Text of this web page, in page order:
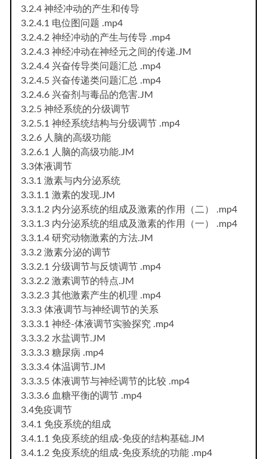
3.2.4 神经冲动的产生和传导
3.2.4.1 电位图问题 .mp4
3.2.4.2 神经冲动的产生与传导 .mp4
3.2.4.3 神经冲动在神经元之间的传递.JM
3.2.4.4 兴奋传导类问题汇总 .mp4
3.2.4.5 兴奋传递类问题汇总 .mp4
3.2.4.6 兴奋剂与毒品的危害.JM
3.2.5 神经系统的分级调节
3.2.5.1 神经系统结构与分级调节 .mp4
3.2.6 人脑的高级功能
3.2.6.1 人脑的高级功能.JM
3.3体液调节
3.3.1 激素与内分泌系统
3.3.1.1 激素的发现.JM
3.3.1.2 内分泌系统的组成及激素的作用（二） .mp4
3.3.1.3 内分泌系统的组成及激素的作用（一） .mp4
3.3.1.4 研究动物激素的方法.JM
3.3.2 激素分泌的调节
3.3.2.1 分级调节与反馈调节 .mp4
3.3.2.2 激素调节的特点.JM
3.3.2.3 其他激素产生的机理 .mp4
3.3.3 体液调节与神经调节的关系
3.3.3.1 神经-体液调节实验探究 .mp4
3.3.3.2 水盐调节.JM
3.3.3.3 糖尿病 .mp4
3.3.3.4 体温调节.JM
3.3.3.5 体液调节与神经调节的比较 .mp4
3.3.3.6 血糖平衡的调节 .mp4
3.4免疫调节
3.4.1 免疫系统的组成
3.4.1.1 免疫系统的组成-免疫的结构基础.JM
3.4.1.2 免疫系统的组成-免疫系统的功能 .mp4